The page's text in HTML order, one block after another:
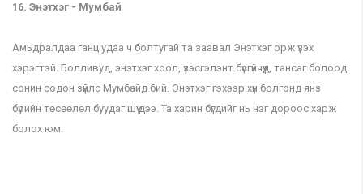
16. Энэтхэг - Мумбай
Амьдралдаа ганц удаа ч болтугай та заавал Энэтхэг орж үзэх
хэрэгтэй. Болливуд, энэтхэг хоол, үзэсгэлэнт бүсгүйчүүд, тансаг болоод
сонин содон зүйлс Мумбайд бий. Энэтхэг гэхээр хүн болгонд янз
бүрийн төсөөлөл буудаг шүү дээ. Та харин бүгдийг нь нэг дороос харж
болох юм.